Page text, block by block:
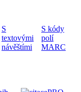
S
textovými
návěštími
S kódy
polí
MARC